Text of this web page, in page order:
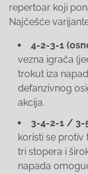
repertoar koji
Najčešće
4-2-3-1
vezna igrača
trokut iza
defanzivnog
akcija.
3-4-2-1 / 3-
koristi se
tri stopera i
napada